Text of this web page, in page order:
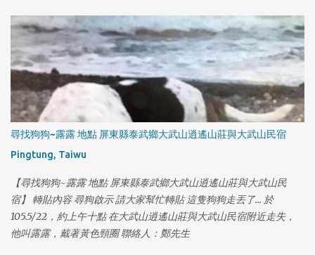
尋找狗狗~露露 地點 屏東縣泰武鄉大武山逍遙山莊與大武山民宿
Pingtung, Taiwu
【尋找狗狗~露露 地點 屏東縣泰武鄉大武山逍遙山莊與大武山民
宿】 轉貼內容 尋狗啟示 請大家幫忙轉貼 這隻狗狗走丟了... 於
105.5/22，約上午十點 在大武山逍遙山莊與大武山民宿附近走失，
他叫露露，戴著黃色頸圈 聯絡人：鄭先生